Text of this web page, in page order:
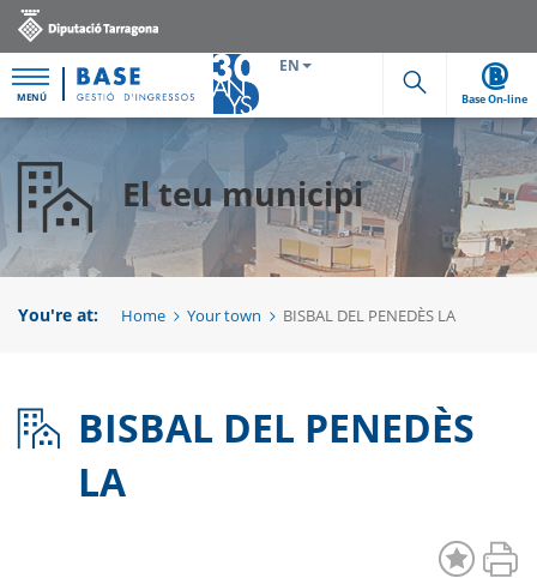
MENÚ
EN
Cerca
Base On-line
El teu municipi
You're at: Home Your town BISBAL DEL PENEDÈS LA
BISBAL DEL PENEDÈS
LA